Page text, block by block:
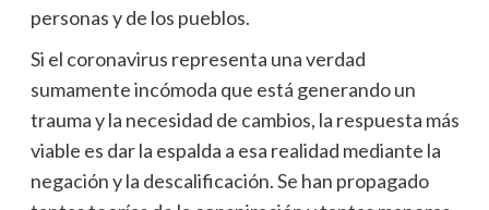
personas y de los pueblos.
Si el coronavirus representa una verdad
sumamente incómoda que está generando un
trauma y la necesidad de cambios, la respuesta más
viable es dar la espalda a esa realidad mediante la
negación y la descalificación. Se han propagado